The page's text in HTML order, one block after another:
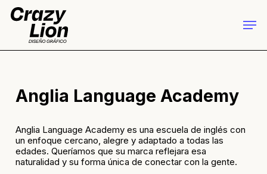
Skip
content
Anglia Language Academy
Anglia Language Academy es una escuela de inglés con
un enfoque cercano, alegre y adaptado a todas las
edades. Queríamos que su marca reflejara esa
naturalidad y su forma única de conectar con la gente.